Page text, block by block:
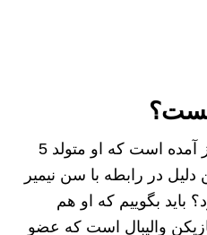
در بیوگرافی نیمیر عبدالعزیز آمده است که او متولد 5
دلیل در رابطه با سن نیمیر
باید بگوییم که او هم
بازیکن والیبال است که عضو